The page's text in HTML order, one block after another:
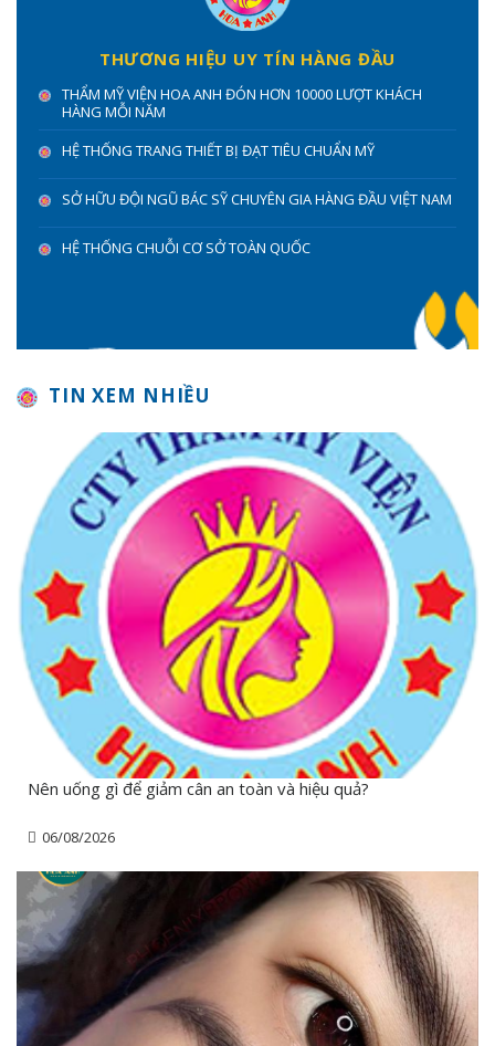
THƯƠNG HIỆU UY TÍN HÀNG ĐẦU
THẨM MỸ VIỆN HOA ANH ĐÓN HƠN 10000 LƯỢT KHÁCH
HÀNG MỖI NĂM
HỆ THỐNG TRANG THIẾT BỊ ĐẠT TIÊU CHUẨN MỸ
SỞ HỮU ĐỘI NGŨ BÁC SỸ CHUYÊN GIA HÀNG ĐẦU VIỆT NAM
HỆ THỐNG CHUỖI CƠ SỞ TOÀN QUỐC
TIN XEM NHIỀU
Nên uống gì để giảm cân an toàn và hiệu quả?
06/08/2026